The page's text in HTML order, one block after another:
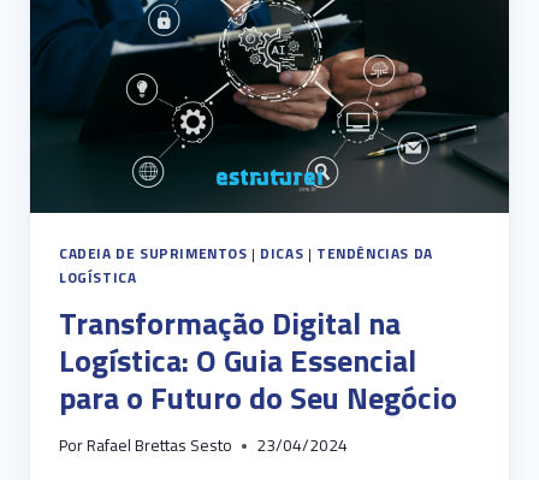
TRANSPORTE
CADEIA DE SUPRIMENTOS | DICAS | TENDÊNCIAS DA
LOGÍSTICA
Transformação Digital na
Logística: O Guia Essencial
para o Futuro do Seu Negócio
PorRafael Brettas Sesto 23/04/2024